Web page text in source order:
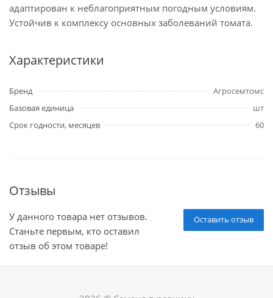
адаптирован к неблагоприятным погодным условиям.
Устойчив к комплексу основных заболеваний томата.
Характеристики
Бренд
Агросемтомс
Базовая единица
шт
Срок годности, месяцев
60
Отзывы
Оставить отзыв
У данного товара нет отзывов.
Станьте первым, кто оставил
отзыв об этом товаре!